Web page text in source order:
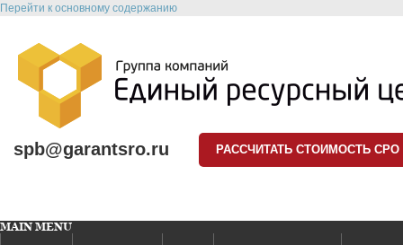
Перейти к основному содержанию
spb@garantsro.ru РАССЧИТАТЬ СТОИМОСТЬ СРО
MAIN MENU